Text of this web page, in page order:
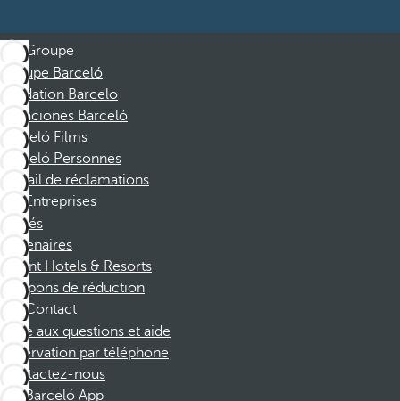
Groupe
Groupe Barceló
Fondation Barcelo
Vacaciones Barceló
Barceló Films
Barceló Personnes
Portail de réclamations
Entreprises
Affiliés
Partenaires
Dorint Hotels & Resorts
Coupons de réduction
Contact
Foire aux questions et aide
Réservation par téléphone
Contactez-nous
Barceló App